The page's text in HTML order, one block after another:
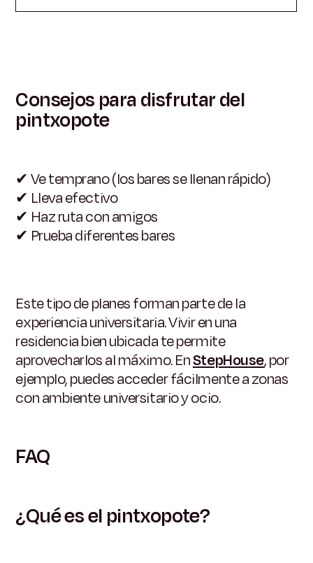
Consejos para disfrutar del
pintxopote
✔ Ve temprano (los bares se llenan rápido)
✔ Lleva efectivo
✔ Haz ruta con amigos
✔ Prueba diferentes bares
Este tipo de planes forman parte de la
experiencia universitaria. Vivir en una
residencia bien ubicada te permite
aprovecharlos al máximo. EnStepHouse, por
ejemplo, puedes acceder fácilmente a zonas
con ambiente universitario y ocio.
FAQ
¿Qué es el pintxopote?